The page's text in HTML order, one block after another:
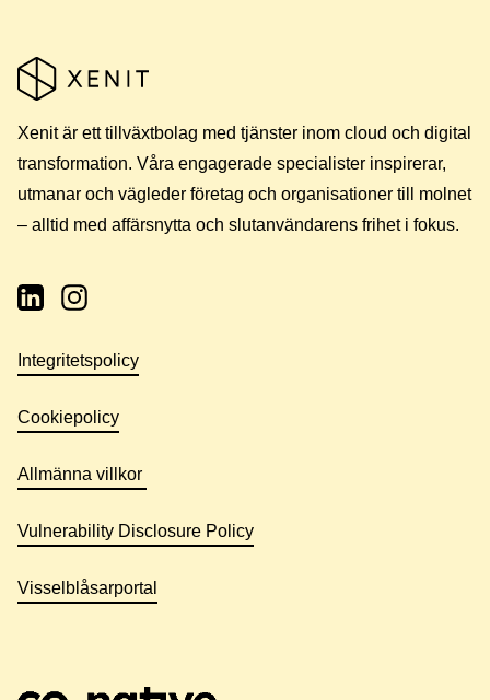
Xenit är ett tillväxtbolag med tjänster inom cloud och digital
transformation. Våra engagerade specialister inspirerar,
utmanar och vägleder företag och organisationer till molnet
– alltid med affärsnytta och slutanvändarens frihet i fokus.
Integritetspolicy
Cookiepolicy
Allmänna villkor
Vulnerability Disclosure Policy
Visselblåsarportal